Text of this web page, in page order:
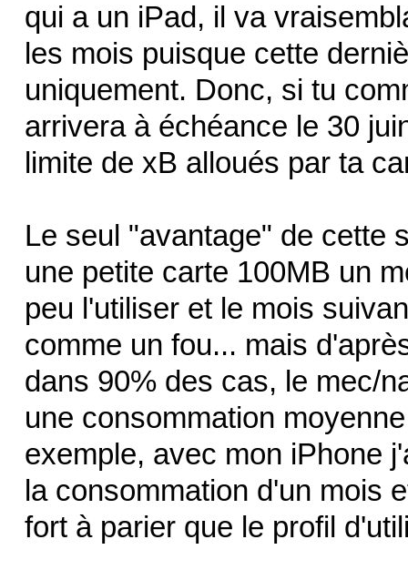
qui a un iPad, il va
les mois puisque cette
uniquement. Donc, si tu
arrivera à échéance le 30
limite de xB alloués par ta
Le seul "avantage" de cette
une petite carte 100MB un
peu l'utiliser et le mois
comme un fou... mais
dans 90% des cas, le mec/
une consommation
exemple, avec mon iPhone
la consommation d'un mois
fort à parier que le profil